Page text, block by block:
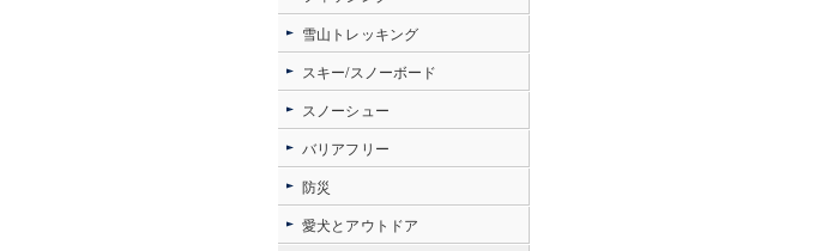
雪山トレッキング
スキー/スノーボード
スノーシュー
バリアフリー
防災
愛犬とアウトドア